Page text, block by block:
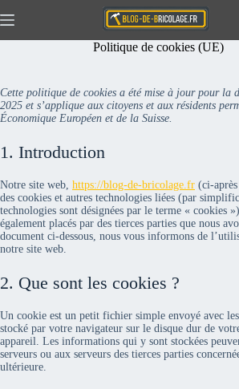
au
Travaux
Extérieur
Politique de cookies (UE)
Cette politique de cookies a été mise à jour pour la
2025 et s’applique aux citoyens et aux résidents
Économique Européen et de la Suisse.
1. Introduction
Notre site web, https://blog-de-bricolage.fr (ci-
des cookies et autres technologies liées (par
technologies sont désignées par le terme « cookies
également placés par des tierces parties que nous
document ci-dessous, nous vous informons de
notre site web.
2. Que sont les cookies ?
Un cookie est un petit fichier simple envoyé avec
stocké par votre navigateur sur le disque dur de
appareil. Les informations qui y sont stockées
serveurs ou aux serveurs des tierces parties
ultérieure.